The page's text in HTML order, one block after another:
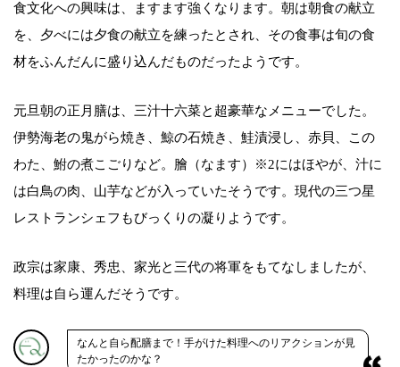
食文化への興味は、ますます強くなります。朝は朝食の献立
を、夕べには夕食の献立を練ったとされ、その食事は旬の食
材をふんだんに盛り込んだものだったようです。
元旦朝の正月膳は、三汁十六菜と超豪華なメニューでした。
伊勢海老の鬼がら焼き、鯨の石焼き、鮭漬浸し、赤貝、この
わた、鮒の煮こごりなど。膾（なます）※2にはほやが、汁に
は白鳥の肉、山芋などが入っていたそうです。現代の三つ星
レストランシェフもびっくりの凝りようです。
政宗は家康、秀忠、家光と三代の将軍をもてなしましたが、
料理は自ら運んだそうです。
なんと自ら配膳まで！手がけた料理へのリアクションが見
たかったのかな？